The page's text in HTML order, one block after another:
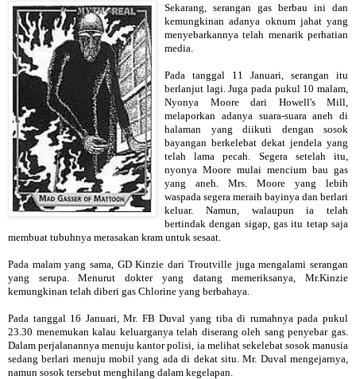
Sekarang, serangan gas berbau ini dan
kemungkinan adanya oknum jahat yang
menyebarkannya telah menarik perhatian
media.
Pada tanggal 11 Januari, serangan itu
berlanjut lagi. Juga pada pukul 10 malam,
Nyonya Moore dari Howell's Mill,
melaporkan adanya suara-suara aneh di
halaman yang diikuti dengan sosok
bayangan berkelebat dekat jendela yang
telah lama pecah. Segera setelah itu,
nyonya Moore mulai mencium bau gas
yang aneh. Mrs. Moore yang lebih
waspada segera meraih bayinya dan berlari
keluar. Namun, walaupun ia telah
bertindak dengan sigap, gas itu tetap saja
membuat tubuhnya merasakan kram untuk sesaat.
Pada malam yang sama, GD Kinzie dari Troutville juga mengalami serangan
yang serupa. Menurut dokter yang datang memeriksanya, Mr.Kinzie
kemungkinan telah diberi gas Chlorine yang berbahaya.
Pada tanggal 16 Januari, Mr. FB Duval yang tiba di rumahnya pada pukul
23.30 menemukan kalau keluarganya telah diserang oleh sang penyebar gas.
Dalam perjalanannya menuju kantor polisi, ia melihat sekelebat sosok manusia
sedang berlari menuju mobil yang ada di dekat situ. Mr. Duval mengejarnya,
namun sosok tersebut menghilang dalam kegelapan.